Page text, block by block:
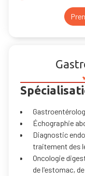
Échographie
Diagnostic
traitement des
Oncologie
de l'estomac,